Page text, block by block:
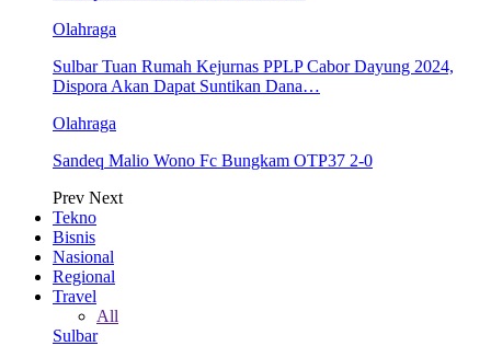
Olahraga
Sulbar Tuan Rumah Kejurnas PPLP Cabor Dayung 2024,
Dispora Akan Dapat Suntikan Dana…
Olahraga
Sandeq Malio Wono Fc Bungkam OTP37 2-0
Prev Next
Tekno
Bisnis
Nasional
Regional
Travel
All
Sulbar